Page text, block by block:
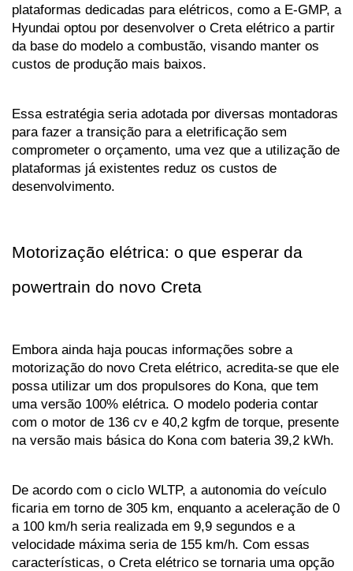
plataformas dedicadas para elétricos, como a E-GMP, a
Hyundai optou por desenvolver o Creta elétrico a partir
da base do modelo a combustão, visando manter os
custos de produção mais baixos.
Essa estratégia seria adotada por diversas montadoras
para fazer a transição para a eletrificação sem
comprometer o orçamento, uma vez que a utilização de
plataformas já existentes reduz os custos de
desenvolvimento.
Motorização elétrica: o que esperar da
powertrain do novo Creta
Embora ainda haja poucas informações sobre a
motorização do novo Creta elétrico, acredita-se que ele
possa utilizar um dos propulsores do Kona, que tem
uma versão 100% elétrica. O modelo poderia contar
com o motor de 136 cv e 40,2 kgfm de torque, presente
na versão mais básica do Kona com bateria 39,2 kWh.
De acordo com o ciclo WLTP, a autonomia do veículo
ficaria em torno de 305 km, enquanto a aceleração de 0
a 100 km/h seria realizada em 9,9 segundos e a
velocidade máxima seria de 155 km/h. Com essas
características, o Creta elétrico se tornaria uma opção